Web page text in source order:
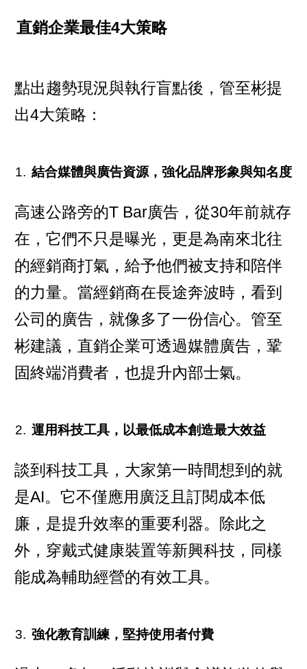
直銷企業最佳4大策略
點出趨勢現況與執行盲點後，管至彬提
出4大策略：
結合媒體與廣告資源，強化品牌形象與知名度
高速公路旁的T Bar廣告，從30年前就存
在，它們不只是曝光，更是為南來北往
的經銷商打氣，給予他們被支持和陪伴
的力量。當經銷商在長途奔波時，看到
公司的廣告，就像多了一份信心。管至
彬建議，直銷企業可透過媒體廣告，鞏
固終端消費者，也提升內部士氣。
運用科技工具，以最低成本創造最大效益
談到科技工具，大家第一時間想到的就
是AI。它不僅應用廣泛且訂閱成本低
廉，是提升效率的重要利器。除此之
外，穿戴式健康裝置等新興科技，同樣
能成為輔助經營的有效工具。
強化教育訓練，堅持使用者付費